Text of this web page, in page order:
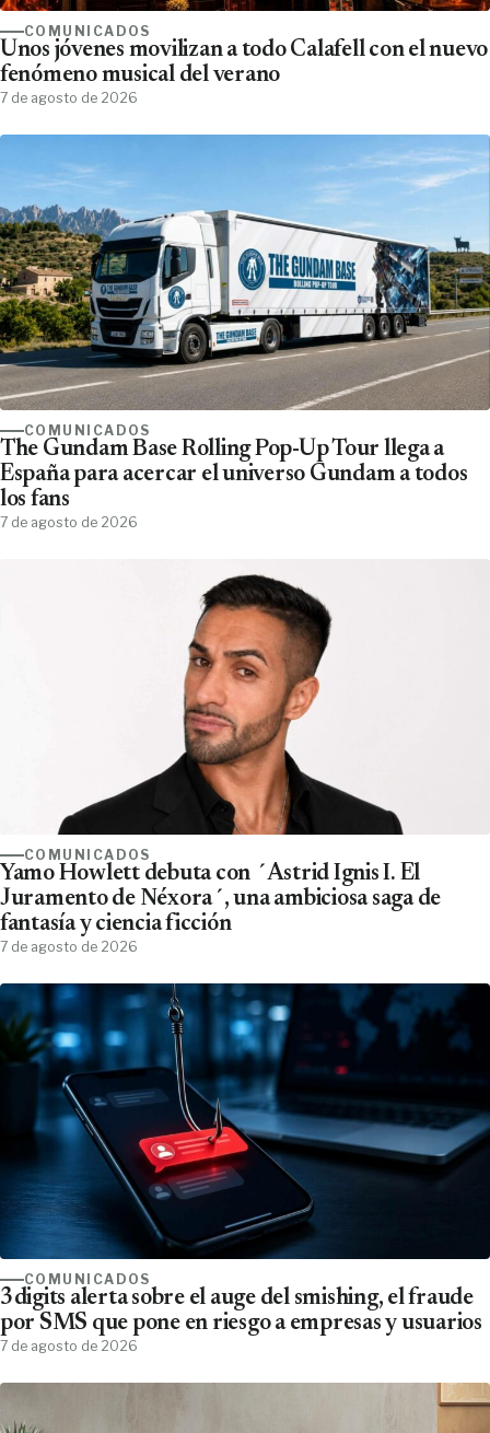
COMUNICADOS
Unos jóvenes movilizan a todo Calafell con el nuevo
fenómeno musical del verano
7 de agosto de 2026
COMUNICADOS
The Gundam Base Rolling Pop-Up Tour llega a
España para acercar el universo Gundam a todos
los fans
7 de agosto de 2026
COMUNICADOS
Yamo Howlett debuta con ´Astrid Ignis I. El
Juramento de Néxora´, una ambiciosa saga de
fantasía y ciencia ficción
7 de agosto de 2026
COMUNICADOS
3digits alerta sobre el auge del smishing, el fraude
por SMS que pone en riesgo a empresas y usuarios
7 de agosto de 2026